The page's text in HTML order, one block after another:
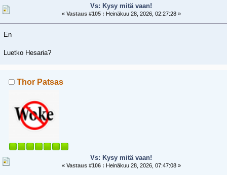
Vs: Kysy mitä vaan!
« Vastaus #105 : Heinäkuu 28, 2026, 02:27:28 »
En
Luetko Hesaria?
Thor Patsas
Vs: Kysy mitä vaan!
« Vastaus #106 : Heinäkuu 28, 2026, 07:47:08 »